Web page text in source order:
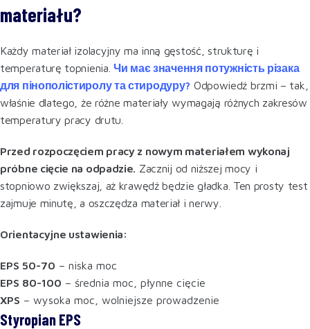
materiału?
Każdy materiał izolacyjny ma inną gęstość, strukturę i
temperaturę topnienia.Чи має значення потужність різака
для пінополістиролу та стиродуру? Odpowiedź brzmi – tak,
właśnie dlatego, że różne materiały wymagają różnych zakresów
temperatury pracy drutu.
Przed rozpoczęciem pracy z nowym materiałem wykonaj
próbne cięcie na odpadzie. Zacznij od niższej mocy i
stopniowo zwiększaj, aż krawędź będzie gładka. Ten prosty test
zajmuje minutę, a oszczędza materiał i nerwy.
Orientacyjne ustawienia:
EPS 50-70 – niska moc
EPS 80-100 – średnia moc, płynne cięcie
XPS – wysoka moc, wolniejsze prowadzenie
Styropian EPS